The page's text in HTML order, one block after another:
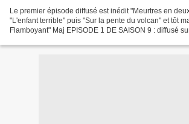
Le premier épisode diffusé est inédit "Meurtres en
"L'enfant terrible" puis "Sur la pente du volcan" et tôt
Flamboyant" Maj EPISODE 1 DE SAISON 9 : diffusé